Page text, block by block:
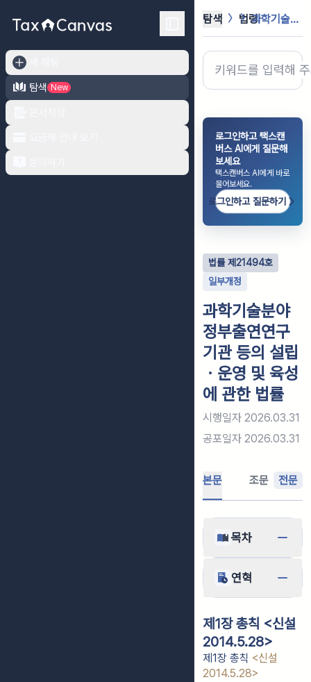
탐색
New
탐색 법령 과학기술분야 정부출연연구기관 등의 설...
로그인하고 택스캔
버스 AI에게 질문해
보세요
택스캔버스 AI에게 바로
물어보세요.
로그인하고 질문하기
법률제 21494호
일부개정
과학기술분야
정부출연연구
기관 등의 설립
ㆍ운영 및 육성
에 관한 법률
시행일자 2026.03.31
공포일자 2026.03.31
본문 조문 전문
목차
연혁
제1장 총칙 <신설
2014.5.28>
제1장 총칙 <신설
2014.5.28>